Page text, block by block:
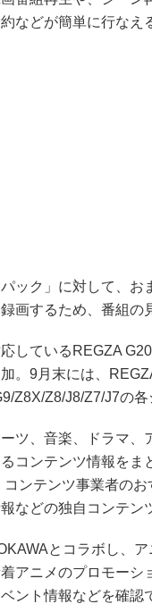
などが簡単に行なえ
ック」に対して、お
画するため、番組の
しているREGZA
。9月末には、
Z8X/Z8/J8/Z7/J7の各
ツ、音楽、ドラマ、
コンテンツ情報をま
コンテンツ事業者の
などの独自コンテン
とコラボし、
アニメのプロモーシ
ント情報などを確